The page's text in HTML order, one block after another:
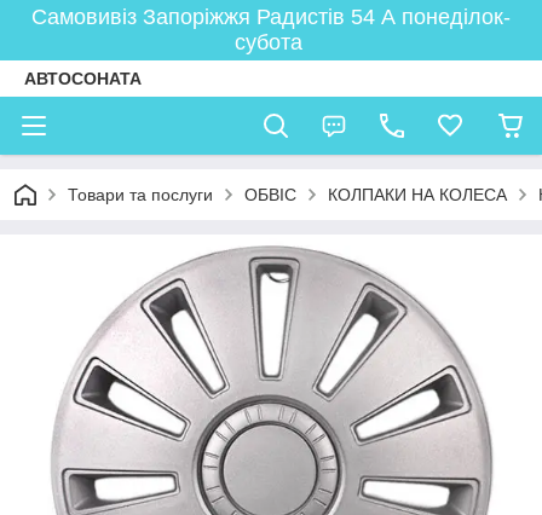
Самовивіз Запоріжжя Радистів 54 А понеділок-
субота
АВТОСОНАТА
Товари та послуги ОБВІС КОЛПАКИ НА КОЛЕСА